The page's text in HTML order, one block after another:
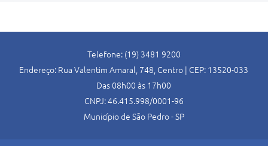
Telefone: (19) 3481 9200
Endereço: Rua Valentim Amaral, 748, Centro | CEP: 13520-033
Das 08h00 às 17h00
CNPJ: 46.415.998/0001-96
Município de São Pedro - SP